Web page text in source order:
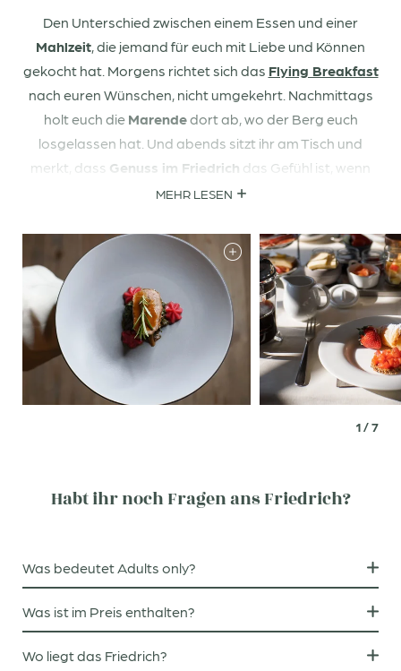
Den Unterschied zwischen einem Essen und einer
Mahlzeit, die jemand für euch mit Liebe und Können
gekocht hat. Morgens richtet sich das Flying Breakfast
nach euren Wünschen, nicht umgekehrt. Nachmittags
holt euch dieMarendedort ab, wo der Berg euch
losgelassen hat. Und abends sitzt ihr am Tisch und
merkt, dass Genuss im Friedrich das Gefühl ist, wenn
die Freude euch vergessen lässt, was zu Hause noch
Was auf eurem Teller liegt, war selten länger unterwegs
als ihr vom Infinity Pool zum Restaurant. Katja ist
Gründungsmitgliedvon TASTE LOCALim Eggental,
und Christof kocht am allerliebsten mit dem, was das
Tal gerade hergibt.
HIER LODERT DAS GESCHMACKSFEUER
MEHR LESEN
1/7
Habt ihr noch Fragen ans Friedrich?
Was bedeutet Adults only?
Das Friedrich ist für Erwachsene und Jugendliche ab
14 Jahren.
Was ist im Preis enthalten?
Serviertes Frühstück, Marende am Nachmittag, Fünf-
Wo liegt das Friedrich?